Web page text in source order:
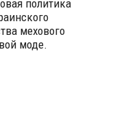
политика
мехового
моде.